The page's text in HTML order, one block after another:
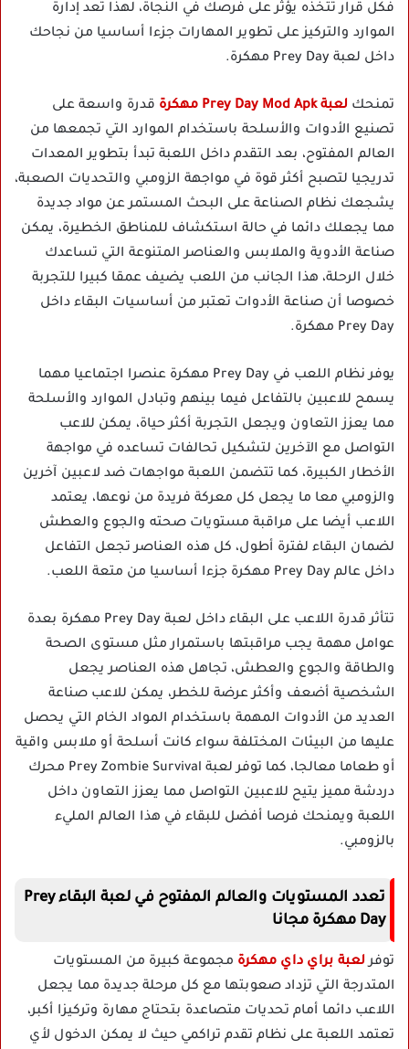
فكل قرار تتخذه يؤثر على فرصك في النجاة، لهذا تعد إدارة
الموارد والتركيز على تطوير المهارات جزءا أساسيا من نجاحك
داخل لعبة Prey Day مهكرة.
تمنحك لعبة Prey Day Mod Apk مهكرة
قدرة واسعة على
تصنيع الأدوات والأسلحة باستخدام الموارد التي تجمعها من
العالم المفتوح، بعد التقدم داخل اللعبة تبدأ بتطوير المعدات
تدريجيا لتصبح أكثر قوة في مواجهة الزومبي والتحديات الصعبة،
يشجعك نظام الصناعة على البحث المستمر عن مواد جديدة
مما يجعلك دائما في حالة استكشاف للمناطق الخطيرة، يمكن
صناعة الأدوية والملابس والعناصر المتنوعة التي تساعدك
خلال الرحلة، هذا الجانب من اللعب يضيف عمقا كبيرا للتجربة
خصوصا أن صناعة الأدوات تعتبر من أساسيات البقاء داخل
Prey Day مهكرة.
يوفر نظام اللعب في Prey Day مهكرة عنصرا اجتماعيا مهما
يسمح للاعبين بالتفاعل فيما بينهم وتبادل الموارد والأسلحة
مما يعزز التعاون ويجعل التجربة أكثر حياة، يمكن للاعب
التواصل مع الآخرين لتشكيل تحالفات تساعده في مواجهة
الأخطار الكبيرة، كما تتضمن اللعبة مواجهات ضد لاعبين آخرين
والزومبي معا ما يجعل كل معركة فريدة من نوعها، يعتمد
اللاعب أيضا على مراقبة مستويات صحته والجوع والعطش
لضمان البقاء لفترة أطول، كل هذه العناصر تجعل التفاعل
داخل عالم Prey Day مهكرة جزءا أساسيا من متعة اللعب.
تتأثر قدرة اللاعب على البقاء داخل لعبة Prey Day مهكرة بعدة
عوامل مهمة يجب مراقبتها باستمرار مثل مستوى الصحة
والطاقة والجوع والعطش، تجاهل هذه العناصر يجعل
الشخصية أضعف وأكثر عرضة للخطر، يمكن للاعب صناعة
العديد من الأدوات المهمة باستخدام المواد الخام التي يحصل
عليها من البيئات المختلفة سواء كانت أسلحة أو ملابس واقية
أو طعاما معالجا، كما توفر لعبة Prey Zombie Survival محرك
دردشة مميز يتيح للاعبين التواصل مما يعزز التعاون داخل
اللعبة ويمنحك فرصا أفضل للبقاء في هذا العالم المليء
بالزومبي.
تعدد المستويات والعالم المفتوح في لعبة البقاء Prey
Day مهكرة مجانا
توفرلعبة براي داي مهكرة مجموعة كبيرة من المستويات
المتدرجة التي تزداد صعوبتها مع كل مرحلة جديدة مما يجعل
اللاعب دائما أمام تحديات متصاعدة بتحتاج مهارة وتركيزا أكبر،
تعتمد اللعبة على نظام تقدم تراكمي حيث لا يمكن الدخول لأي